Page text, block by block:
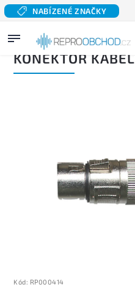
NABÍZENÉ ZNAČKY
Domů/ Příslušenství/Konektory a terminály
KONEKTOR
Kód: RP000414